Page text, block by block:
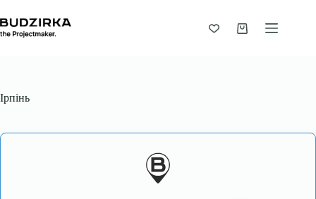
до
вмісту
Кошик
Ірпінь